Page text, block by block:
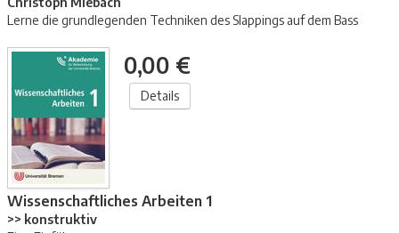
Lerne die grundlegenden Techniken des Slappings auf dem Bass
0,00 €
Details
Wissenschaftliches Arbeiten 1
>> konstruktiv